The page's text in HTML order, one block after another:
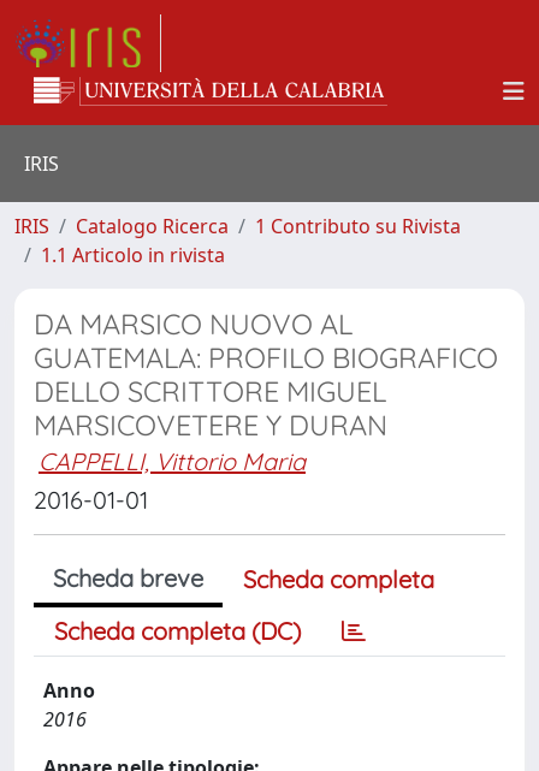
IRIS
IRIS Catalogo Ricerca
1 Contributo su Rivista
1.1 Articolo in rivista
DA MARSICO NUOVO AL
GUATEMALA: PROFILO BIOGRAFICO
DELLO SCRITTORE MIGUEL
MARSICOVETERE Y DURAN
CAPPELLI, Vittorio Maria
2016-01-01
Scheda breve
Scheda completa
Scheda completa (DC)
Anno
2016